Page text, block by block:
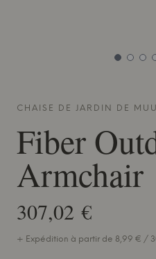
CHAISE DE JARDIN DE
Fiber
Armchair
307,02 €
+ Expédition à partir de 8,99 € /